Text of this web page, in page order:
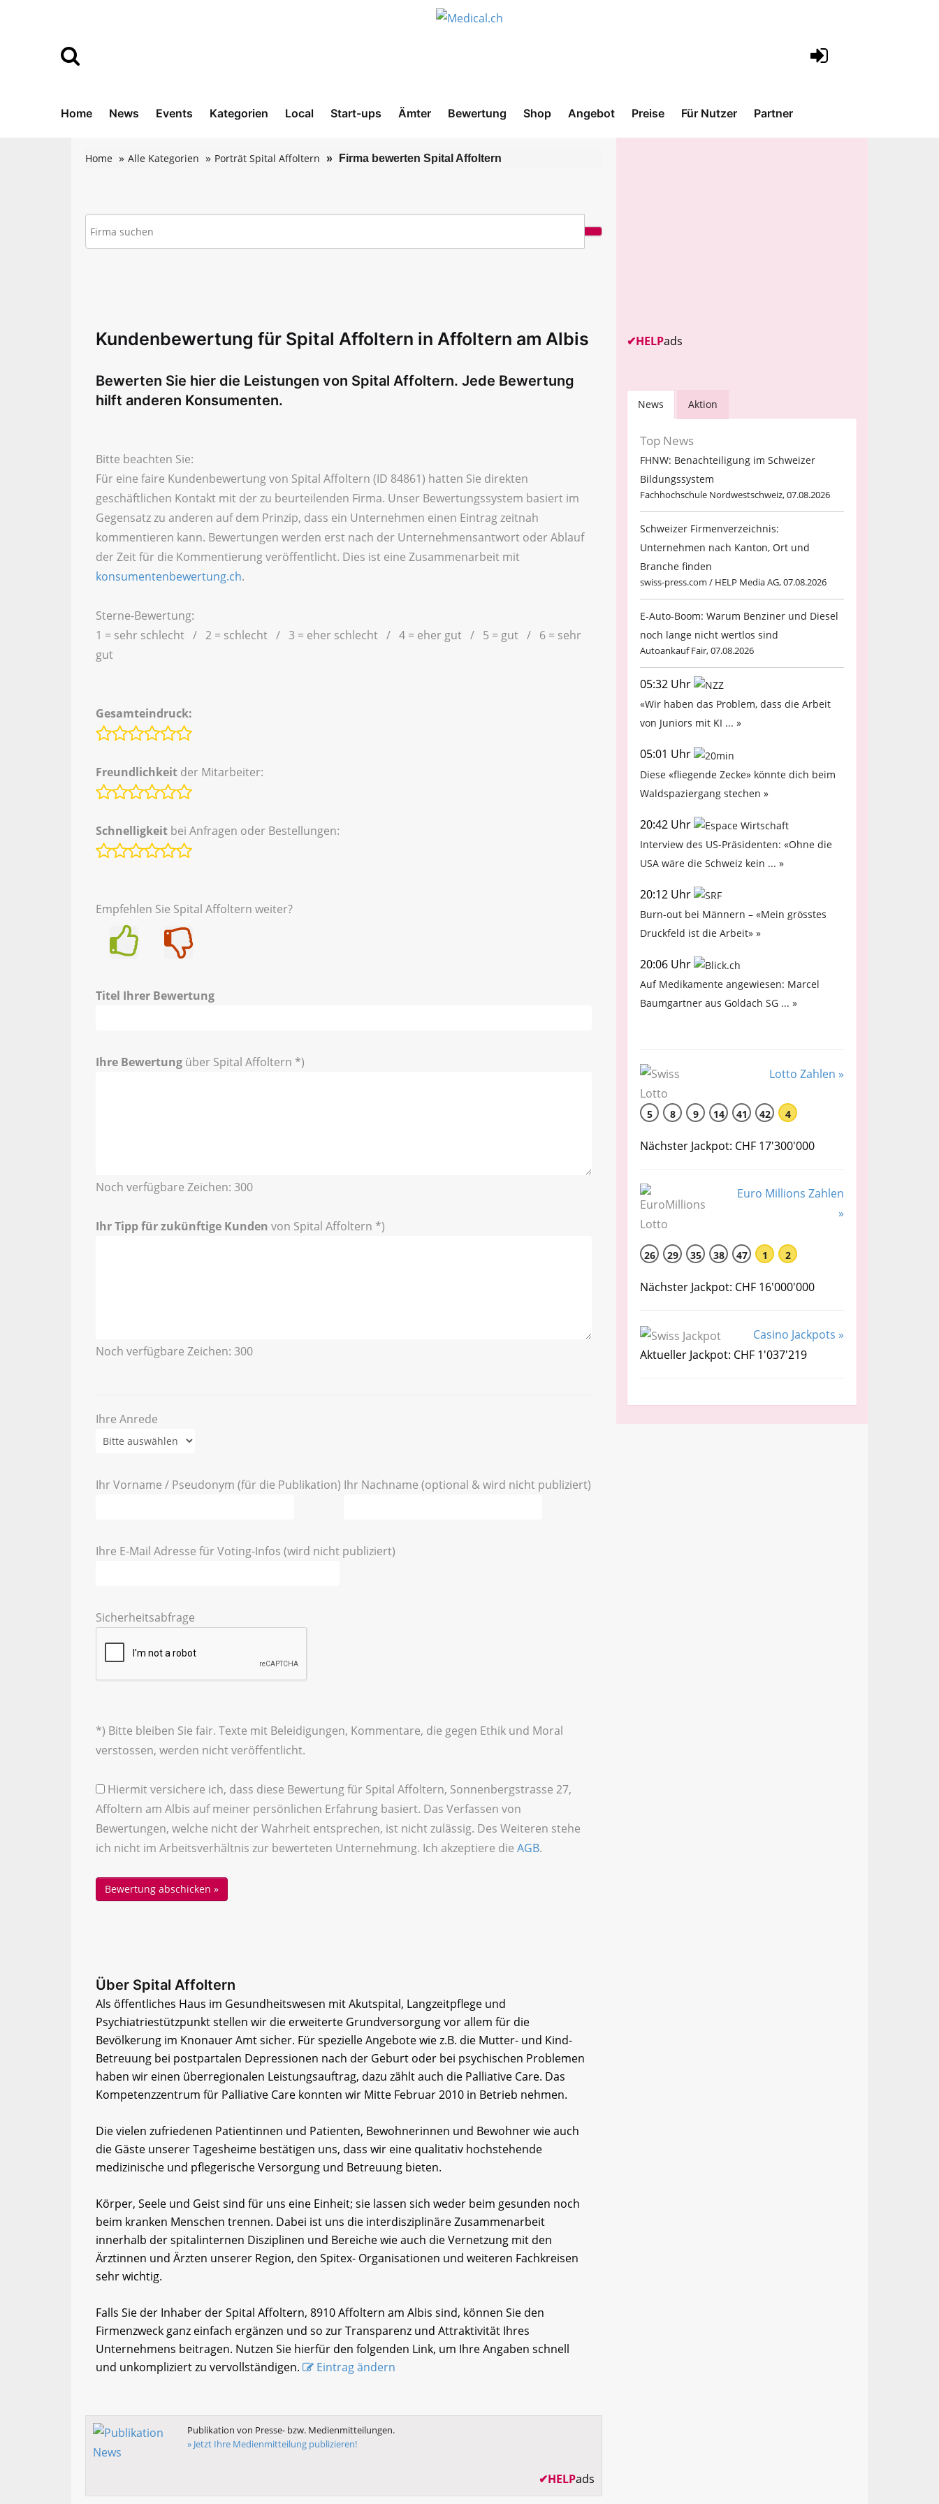
Home News Events Kategorien Local Start-ups Ämter Bewertung Shop Angebot Preise Für Nutzer Partner
Home Alle Kategorien Porträt Spital Affoltern Firma bewerten Spital Affoltern
Kundenbewertung für Spital Affoltern in Affoltern am Albis
Bewerten Sie hier die Leistungen von Spital Affoltern. Jede Bewertung
hilft anderen Konsumenten.
Bitte beachten Sie:
Für eine faire Kundenbewertung von Spital Affoltern (ID 84861) hatten Sie direkten
geschäftlichen Kontakt mit der zu beurteilenden Firma. Unser Bewertungssystem basiert im
Gegensatz zu anderen auf dem Prinzip, dass ein Unternehmen einen Eintrag zeitnah
kommentieren kann. Bewertungen werden erst nach der Unternehmensantwort oder Ablauf
der Zeit für die Kommentierung veröffentlicht. Dies ist eine Zusammenarbeit mit
konsumentenbewertung.ch.
Sterne-Bewertung:
1 = sehr schlecht / 2 = schlecht / 3 = eher schlecht / 4 = eher gut / 5 = gut / 6 = sehr
gut
Gesamteindruck:
Freundlichkeit der Mitarbeiter:
Schnelligkeit bei Anfragen oder Bestellungen:
Empfehlen Sie Spital Affoltern weiter?
Titel Ihrer Bewertung
Ihre Bewertung über Spital Affoltern *)
Noch verfügbare Zeichen: 300
Ihr Tipp für zukünftige Kunden von Spital Affoltern *)
Noch verfügbare Zeichen: 300
Ihre Anrede
Ihr Vorname / Pseudonym (für die Publikation) Ihr Nachname (optional & wird nicht publiziert)
Ihre E-Mail Adresse für Voting-Infos (wird nicht publiziert)
Sicherheitsabfrage
*) Bitte bleiben Sie fair. Texte mit Beleidigungen, Kommentare, die gegen Ethik und Moral
verstossen, werden nicht veröffentlicht.
Hiermit versichere ich, dass diese Bewertung für Spital Affoltern, Sonnenbergstrasse 27,
Affoltern am Albis auf meiner persönlichen Erfahrung basiert. Das Verfassen von
Bewertungen, welche nicht der Wahrheit entsprechen, ist nicht zulässig. Des Weiteren stehe
ich nicht im Arbeitsverhältnis zur bewerteten Unternehmung. Ich akzeptiere die AGB.
Über Spital Affoltern
Als öffentliches Haus im Gesundheitswesen mit Akutspital, Langzeitpflege und
Psychiatriestützpunkt stellen wir die erweiterte Grundversorgung vor allem für die
Bevölkerung im Knonauer Amt sicher. Für spezielle Angebote wie z.B. die Mutter- und Kind-
Betreuung bei postpartalen Depressionen nach der Geburt oder bei psychischen Problemen
haben wir einen überregionalen Leistungsauftrag, dazu zählt auch die Palliative Care. Das
Kompetenzzentrum für Palliative Care konnten wir Mitte Februar 2010 in Betrieb nehmen.
Die vielen zufriedenen Patientinnen und Patienten, Bewohnerinnen und Bewohner wie auch
die Gäste unserer Tagesheime bestätigen uns, dass wir eine qualitativ hochstehende
medizinische und pflegerische Versorgung und Betreuung bieten.
Körper, Seele und Geist sind für uns eine Einheit; sie lassen sich weder beim gesunden noch
beim kranken Menschen trennen. Dabei ist uns die interdisziplinäre Zusammenarbeit
innerhalb der spitalinternen Disziplinen und Bereiche wie auch die Vernetzung mit den
Ärztinnen und Ärzten unserer Region, den Spitex- Organisationen und weiteren Fachkreisen
sehr wichtig.
Falls Sie der Inhaber der Spital Affoltern, 8910 Affoltern am Albis sind, können Sie den
Firmenzweck ganz einfach ergänzen und so zur Transparenz und Attraktivität Ihres
Unternehmens beitragen. Nutzen Sie hierfür den folgenden Link, um Ihre Angaben schnell
und unkompliziert zu vervollständigen.
Eintrag ändern
Publikation von Presse- bzw. Medienmitteilungen.
» Jetzt Ihre Medienmitteilung publizieren!
✔HELPads
✔HELPads
News Aktion
Top News
FHNW: Benachteiligung im Schweizer
Bildungssystem
Fachhochschule Nordwestschweiz, 07.08.2026
Schweizer Firmenverzeichnis:
Unternehmen nach Kanton, Ort und
Branche finden
swiss-press.com / HELP Media AG, 07.08.2026
E-Auto-Boom: Warum Benziner und Diesel
noch lange nicht wertlos sind
Autoankauf Fair, 07.08.2026
05:32 Uhr
«Wir haben das Problem, dass die Arbeit
von Juniors mit KI ... »
05:01 Uhr
Diese «fliegende Zecke» könnte dich beim
Waldspaziergang stechen »
20:42 Uhr
Interview des US-Präsidenten: «Ohne die
USA wäre die Schweiz kein ... »
20:12 Uhr
Burn-out bei Männern – «Mein grösstes
Druckfeld ist die Arbeit» »
20:06 Uhr
Auf Medikamente angewiesen: Marcel
Baumgartner aus Goldach SG ... »
Lotto Zahlen »
5 8 9 14 41 42 4
Nächster Jackpot: CHF 17'300'000
Euro Millions Zahlen
»
26 29 35 38 47 1 2
Nächster Jackpot: CHF 16'000'000
Casino Jackpots »
Aktueller Jackpot: CHF 1'037'219